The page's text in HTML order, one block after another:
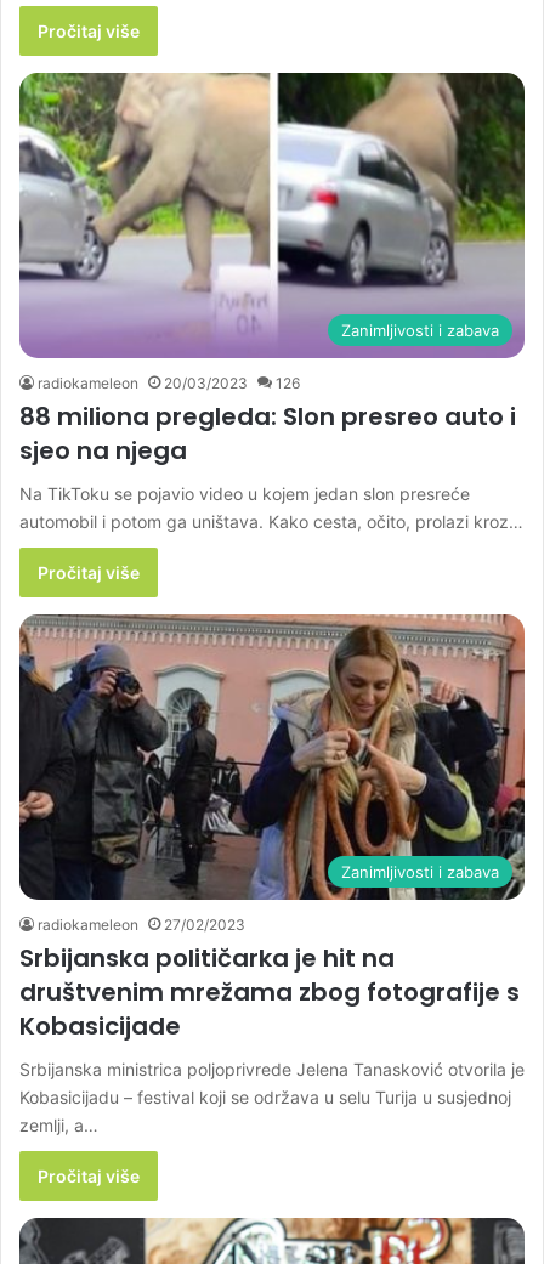
Pročitaj više
Zanimljivosti i zabava
radiokameleon 20/03/2023 126
88 miliona pregleda: Slon presreo auto i
sjeo na njega
Na TikToku se pojavio video u kojem jedan slon presreće
automobil i potom ga uništava. Kako cesta, očito, prolazi kroz…
Pročitaj više
Zanimljivosti i zabava
radiokameleon 27/02/2023
Srbijanska političarka je hit na
društvenim mrežama zbog fotografije s
Kobasicijade
Srbijanska ministrica poljoprivrede Jelena Tanasković otvorila je
Kobasicijadu – festival koji se održava u selu Turija u susjednoj
zemlji, a…
Pročitaj više